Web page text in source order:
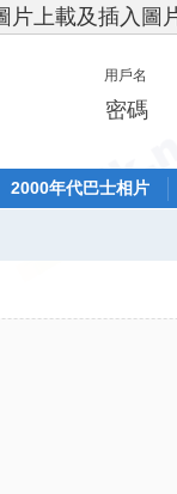
片上載及插入圖
用戶名
密碼
2000年代巴士相片